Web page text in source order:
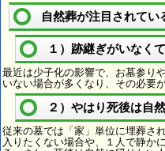
自然葬が注目されてい
１）跡継ぎがいなく
最近は少子化の影響で、お墓参り
いない場合が多くなり、その必要
２）やはり死後は自
従来の墓では「家」単位に埋葬さ
入りたくない場合や、１人で静か